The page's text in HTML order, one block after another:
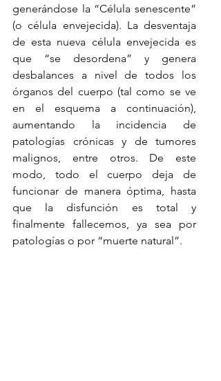
generándose la “Célula senescente”
(o célula envejecida). La desventaja
de esta nueva célula envejecida es
que “se desordena” y genera
desbalances a nivel de todos los
órganos del cuerpo (tal como se ve
en el esquema a continuación),
aumentando la incidencia de
patologías crónicas y de tumores
malignos, entre otros. De este
modo, todo el cuerpo deja de
funcionar de manera óptima, hasta
que la disfunción es total y
finalmente fallecemos, ya sea por
patologías o por “muerte natural”.